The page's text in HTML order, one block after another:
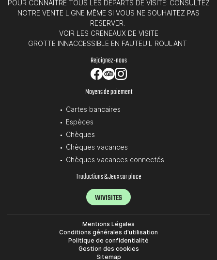
POUR CONNAITRE TOUS LES DEPARTS DE VISITE: CONSULTEZ
NOTRE VENTE LIGNE MÊME SI VOUS NE SOUHAITEZ PAS
RESERVER.
VOIR LES CRENEAUX DE VISITE
GROTTE INNACCESSIBLE EN FAUTEUIL ROULANT
Rejoignez-nous
Moyens de paiement
Cartes bancaires
Espèces
Chèques
Chèques vacances
Chèques vacances connectés
Traductions & Jeux sur place
WIVISITES
Mentions Légales
Conditions générales d'utilisation
Politique de confidentialité
Gestion des cookies
Sitemap